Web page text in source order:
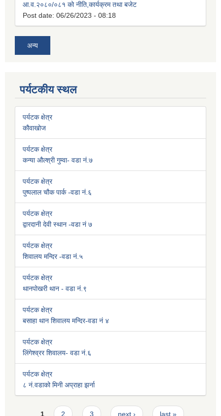
आ.व.२०८०/०८१ को नीति,कार्यक्रम तथा बजेट
Post date: 06/26/2023 - 08:18
अन्य
पर्यटकीय स्थल
पर्यटक क्षेत्र
कौवाखोज
पर्यटक क्षेत्र
कन्या औल्श्री गुम्वा- वडा नं.७
पर्यटक क्षेत्र
पुष्पलाल चौक पार्क -वडा नं.६
पर्यटक क्षेत्र
द्वारदानी देवी स्थान -वडा नं ७
पर्यटक क्षेत्र
शिवालय मन्दिर -वडा नं.५
पर्यटक क्षेत्र
थानपोखरी थान - वडा नं.९
पर्यटक क्षेत्र
बसाहा थान शिवालय मन्दिर-वडा नं ४
पर्यटक क्षेत्र
लिंगेश्व्रर शिवालय- वडा नं.६
पर्यटक क्षेत्र
८ नं.वडाको मिनी अप्राहा झर्ना
1 2 3 next › last »